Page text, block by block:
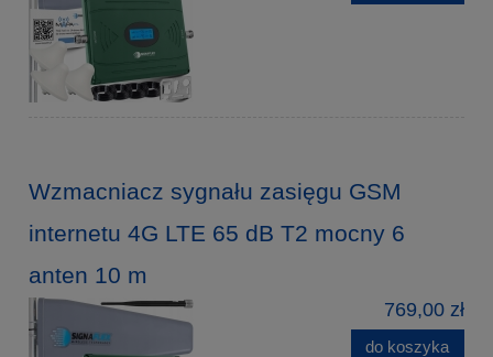
Wzmacniacz sygnału zasięgu GSM
internetu 4G LTE 65 dB T2 mocny 6
anten 10 m
769,00 zł
do koszyka